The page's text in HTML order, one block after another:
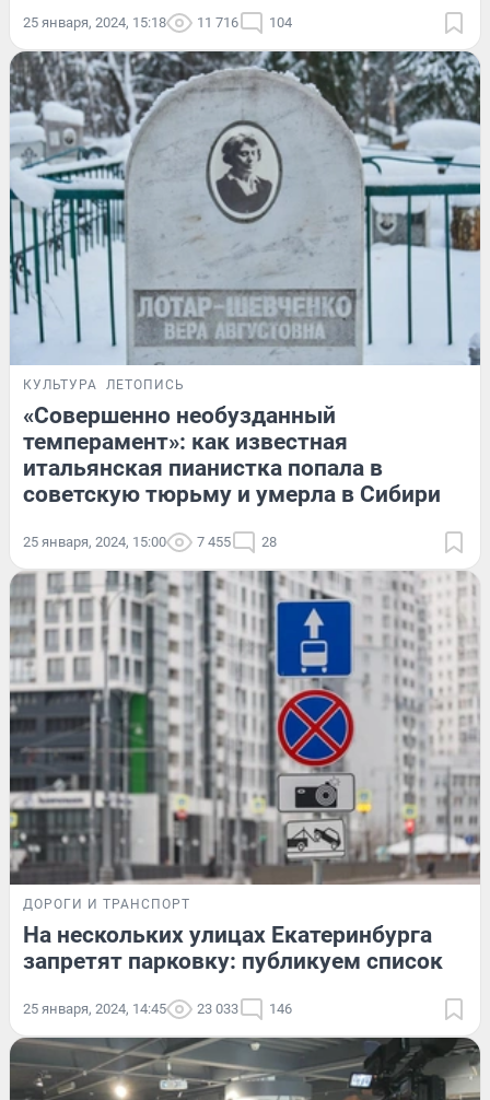
25 января, 2024, 15:18 11 716 104
КУЛЬТУРА ЛЕТОПИСЬ
«Совершенно необузданный
темперамент»: как известная
итальянская пианистка попала в
советскую тюрьму и умерла в Сибири
25 января, 2024, 15:00 7 455 28
ДОРОГИ И ТРАНСПОРТ
На нескольких улицах Екатеринбурга
запретят парковку: публикуем список
25 января, 2024, 14:45 23 033 146